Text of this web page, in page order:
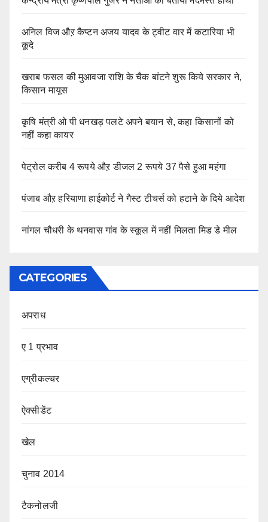
अनिल विज औऱ कैप्टन अजय यादव के ट्वीट वार में कटारिया भी
कूदे
खराब फसल की मुआवजा राशि के चैक बांटने शुरू किये सरकार ने,
किसान मायूस
कृषि मंत्री ओ पी धनखड़ पलटे अपने बयान से, कहा किसानों को
नहीं कहा कायर
पेट्रोल करीब 4 रूपये औऱ डीजल 2 रूपये 37 पैसे हुआ महंगा
पंजाब औऱ हरियाणा हाईकोर्ट ने गैस्ट टीचर्स को हटाने के दिये आदेश
नांगल चौधरी के थनवास गांव के स्कूल में नहीं मिलता मिड डे मील
CATEGORIES
अपराध
ए 1 प्रभाव
एग्रीकल्चर
ऐक्सीडेंट
खेल
चुनाव 2014
टैकनोलजी